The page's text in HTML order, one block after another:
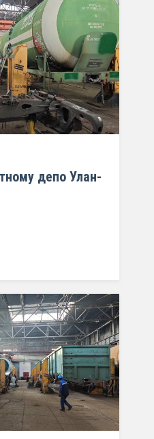
депо Улан-